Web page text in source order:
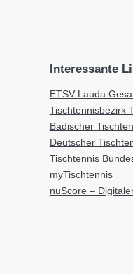
Interessante
ETSV Lauda
Tischtennisbezirk
Badischer
Deutscher
Tischtennis
myTischtennis
nuScore –